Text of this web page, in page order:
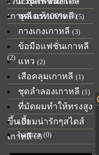
เกาหลี แท้100%(3)
ชุดเดรทเกาหลี(5)
กางเกงเกาหลี (3)
ข้อมือแฟชั่นเกาหลี
(2) แหว (2)
เสือคลุมเกาหลี (1)
ชุดลำลองเกาหลี (1)
ที่มัดผมทำให้ทรงสูง
ขึ้น(1)
เอี้ยมน่ารักๆสไตส์
เกาหลี(2)
hamza (0)